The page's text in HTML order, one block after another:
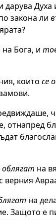
дарува
закона ли
Бога, и
които се
отнапред
облягат на
верния
на
Защото е